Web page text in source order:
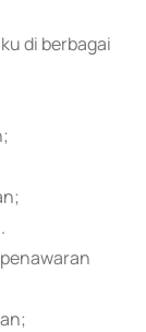
di berbagai